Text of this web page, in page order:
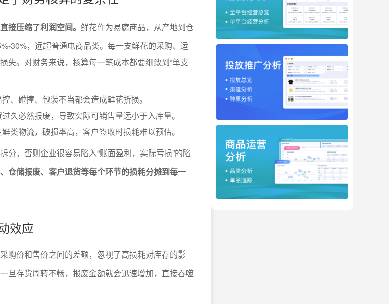
接压缩了利润空间。 鲜花作为易腐商品，从产地到仓
30%，远超普通电商品类。每一支鲜花的采购、运
失。对财务来说，核算每一笔成本都要细致到“单支
、碰撞、包装不当都会造成鲜花折损。
久必然报废，导致实际可销售量远小于入库量。
类物流，破损率高，客户签收时损耗难以预估。
分，否则企业很容易陷入“账面盈利，实际亏损”的陷
仓储报废、客户退货等每个环节的损耗分摊到每一
效应
购价和售价之间的差额，忽视了高损耗对库存的影
旦存货周转不畅，报废金额就会迅速增加，直接吞噬